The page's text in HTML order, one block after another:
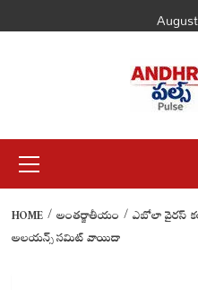
to
Menu
HOME అంతర్జాతీయం
ఎబోలా వైరస్
అలయన్స్ సమిట్ వాయిదా